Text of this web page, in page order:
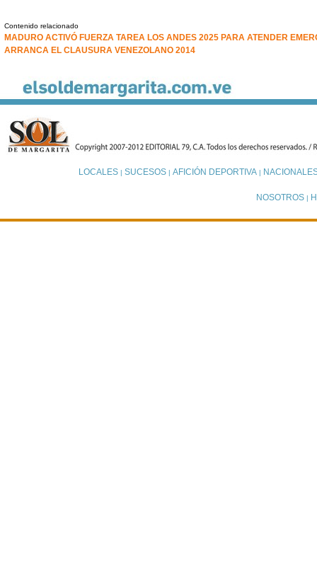
Contenido relacionado
MADURO ACTIVÓ FUERZA TAREA LOS ANDES 2025 PARA ATENDER
ARRANCA EL CLAUSURA VENEZOLANO 2014
LOCALES| SUCESOS| AFICIÓN DEPORTIVA|
NOSOTROS |